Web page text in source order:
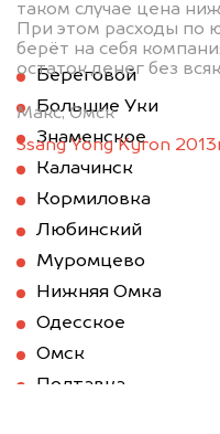
таком случае цена
При этом расходы по
берёт на себя
остаток денег без
Макс, Омск
Ssang Yong Kyron
Береговой
Большие Уки
Знаменское
Калачинск
Кормиловка
Любинский
Муромцево
Нижняя Омка
Одесское
Омск
Полтавка